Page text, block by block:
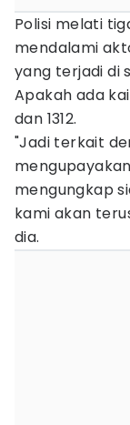
Polisi melati
mendalami
yang terjadi di
Apakah ada
dan 1312.
"Jadi terkait
mengungkap
kami akan
dia.